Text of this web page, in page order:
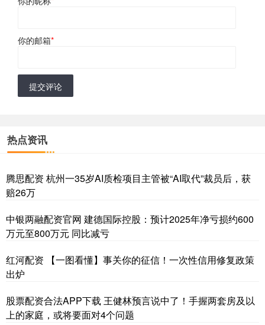
你的邮箱*
提交评论
热点资讯
腾思配资 杭州一35岁AI质检项目主管被“AI取代”裁员后，获
赔26万
中银两融配资官网 建德国际控股：预计2025年净亏损约600
万元至800万元 同比减亏
红河配资 【一图看懂】事关你的征信！一次性信用修复政策
出炉
股票配资合法APP下载 王健林预言说中了！手握两套房及以
上的家庭，或将要面对4个问题